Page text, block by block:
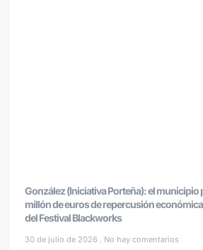
González (Iniciativa Porteña): el municipio
millón de euros de repercusión
del Festival Blackworks
30 de julio de 2026 No hay comentarios